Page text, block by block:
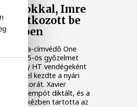
Imre
be
Kupa-címvédő One
44–25-ös győzelmet
HT vendégeként
sikerrel kezdte a nyári
sorát. Xavier
nagy tempót diktált, és a
kézben tartotta az